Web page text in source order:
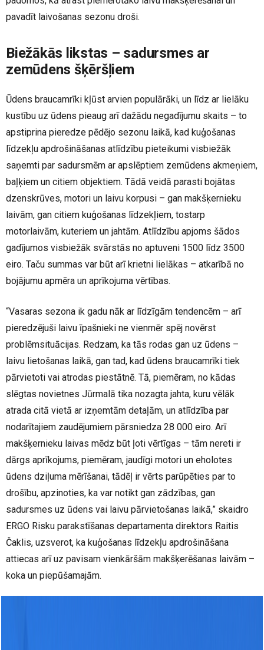
pavadīt laivošanas sezonu droši.
Biežākās likstas – sadursmes ar
zemūdens šķēršļiem
Ūdens braucamrīki kļūst arvien populārāki, un līdz ar lielāku
kustību uz ūdens pieaug arī dažādu negadījumu skaits – to
apstiprina pieredze pēdējo sezonu laikā, kad kuģošanas
līdzekļu apdrošināšanas atlīdzību pieteikumi visbiežāk
saņemti par sadursmēm ar apslēptiem zemūdens akmeņiem,
baļķiem un citiem objektiem. Tādā veidā parasti bojātas
dzenskrūves, motori un laivu korpusi – gan makšķernieku
laivām, gan citiem kuģošanas līdzekļiem, tostarp
motorlaivām, kuteriem un jahtām. Atlīdzību apjoms šādos
gadījumos visbiežāk svārstās no aptuveni 1500 līdz 3500
eiro. Taču summas var būt arī krietni lielākas – atkarībā no
bojājumu apmēra un aprīkojuma vērtības.
“Vasaras sezona ik gadu nāk ar līdzīgām tendencēm – arī
pieredzējuši laivu īpašnieki ne vienmēr spēj novērst
problēmsituācijas. Redzam, ka tās rodas gan uz ūdens –
laivu lietošanas laikā, gan tad, kad ūdens braucamrīki tiek
pārvietoti vai atrodas piestātnē. Tā, piemēram, no kādas
slēgtas novietnes Jūrmalā tika nozagta jahta, kuru vēlāk
atrada citā vietā ar izņemtām detaļām, un atlīdzība par
nodarītajiem zaudējumiem pārsniedza 28 000 eiro. Arī
makšķernieku laivas mēdz būt ļoti vērtīgas – tām nereti ir
dārgs aprīkojums, piemēram, jaudīgi motori un eholotes
ūdens dziļuma mērīšanai, tādēļ ir vērts parūpēties par to
drošību, apzinoties, ka var notikt gan zādzības, gan
sadursmes uz ūdens vai laivu pārvietošanas laikā,” skaidro
ERGO Risku parakstīšanas departamenta direktors Raitis
Čaklis, uzsverot, ka kuģošanas līdzekļu apdrošināšana
attiecas arī uz pavisam vienkāršām makšķerēšanas laivām –
koka un piepūšamajām.